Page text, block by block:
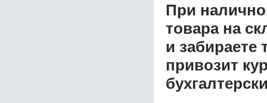
При
товара на
и забираете
привозит